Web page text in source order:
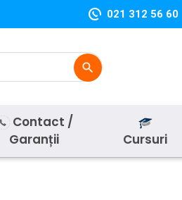
021 312 56 60
search
Contact /
Garanții
Cursuri